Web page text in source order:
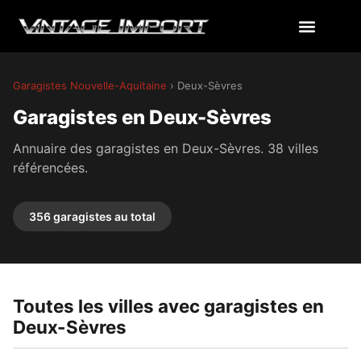
Garagistes Nouvelle-Aquitaine › Deux-Sèvres
Garagistes en Deux-Sèvres
Annuaire des garagistes en Deux-Sèvres. 38 villes
référencées.
356 garagistes au total
Toutes les villes avec garagistes en
Deux-Sèvres